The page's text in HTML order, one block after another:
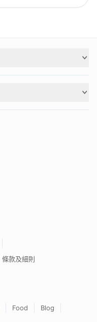
條款及細則
Food
Blog